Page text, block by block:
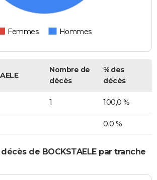
Femmes Hommes
Nombre de
décès
% des
décès
1 100,0 %
0,0 %
de BOCKSTAELE par tranche